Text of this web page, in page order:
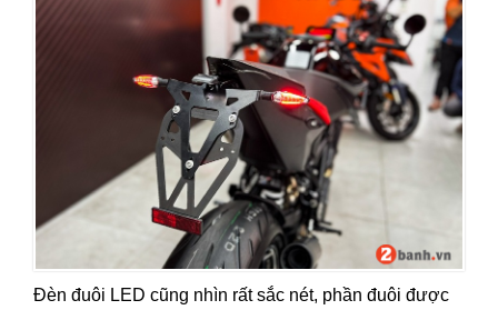
Đèn đuôi LED cũng nhìn rất sắc nét, phần đuôi được